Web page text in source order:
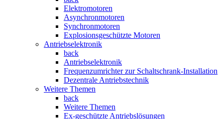
Elektromotoren
Asynchronmotoren
Synchronmotoren
Explosionsgeschützte Motoren
Antriebselektronik
back
Antriebselektronik
Frequenzumrichter zur Schaltschrank-Installation
Dezentrale Antriebstechnik
Weitere Themen
back
Weitere Themen
Ex-geschützte Antriebslösungen